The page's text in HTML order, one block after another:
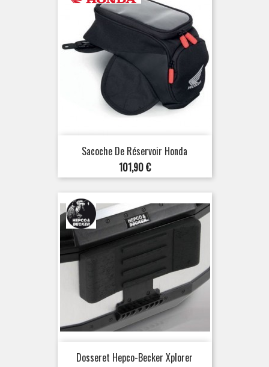
Sacoche De Réservoir Honda
Prix
101,90 €
Dosseret Hepco-Becker Xplorer